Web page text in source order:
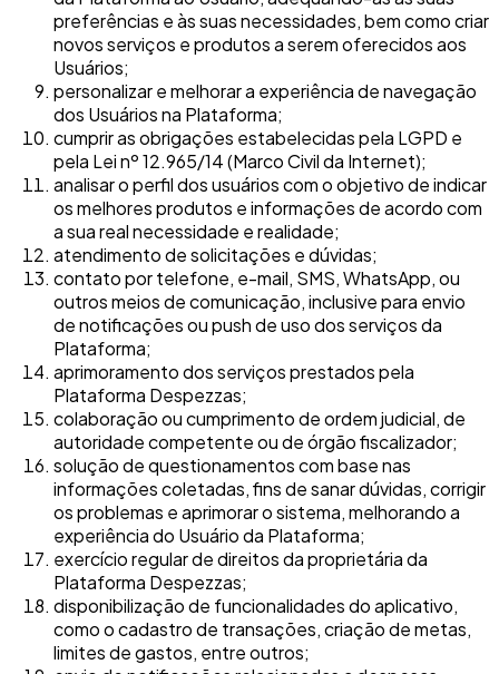
preferências e às suas necessidades, bem como criar
novos serviços e produtos a serem oferecidos aos
Usuários;
personalizar e melhorar a experiência de navegação
dos Usuários na Plataforma;
cumprir as obrigações estabelecidas pela LGPD e
pela Lei nº 12.965/14 (Marco Civil da Internet);
analisar o perfil dos usuários com o objetivo de indicar
os melhores produtos e informações de acordo com
a sua real necessidade e realidade;
atendimento de solicitações e dúvidas;
contato por telefone, e-mail, SMS, WhatsApp, ou
outros meios de comunicação, inclusive para envio
de notificações ou push de uso dos serviços da
Plataforma;
aprimoramento dos serviços prestados pela
Plataforma Despezzas;
colaboração ou cumprimento de ordem judicial, de
autoridade competente ou de órgão fiscalizador;
solução de questionamentos com base nas
informações coletadas, fins de sanar dúvidas, corrigir
os problemas e aprimorar o sistema, melhorando a
experiência do Usuário da Plataforma;
exercício regular de direitos da proprietária da
Plataforma Despezzas;
disponibilização de funcionalidades do aplicativo,
como o cadastro de transações, criação de metas,
limites de gastos, entre outros;